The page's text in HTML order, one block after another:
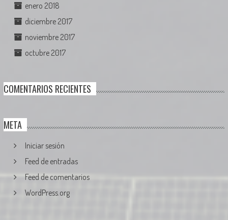
enero 2018
diciembre 2017
noviembre 2017
octubre 2017
COMENTARIOS RECIENTES
META
Iniciar sesión
Feed de entradas
Feed de comentarios
WordPress.org